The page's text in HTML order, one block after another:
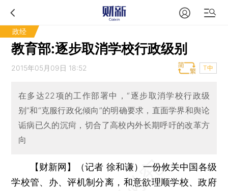
政经
教育部:逐步取消学校行政级别
2015年05月09日 18:52 T中
在多达22项的工作部署中，“逐步取消学校行政级
别”和“克服行政化倾向”的明确要求，直面学界和舆论
诟病已久的沉疴，切合了高校内外长期呼吁的改革方
向
【财新网】（记者 徐和谦） 一份攸关中国各级
学校管、办、评机制分离，和意欲理顺学校、政府